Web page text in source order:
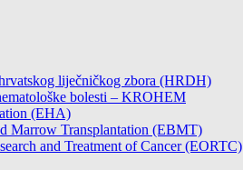
liječničkog zbora (HRDH)
bolesti – KROHEM
(EHA)
Marrow Transplantation (EBMT)
and Treatment of Cancer (EORTC)